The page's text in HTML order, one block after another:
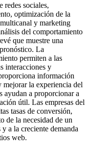
redes sociales,
optimización de la
y marketing
del comportamiento
que muestre una
La
permiten a las
interacciones y
información
mejorar la experiencia del
ayudan a proporcionar a
útil. Las empresas del
tasas de conversión,
de la necesidad de un
a la creciente demanda
web.